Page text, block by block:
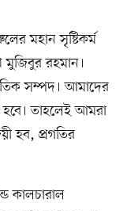
মহান সৃষ্টিকর্ম
মুজিবুর রহমান।
সম্পদ। আমাদের
তাহলেই আমরা
হব, প্রগতির
কালচারাল